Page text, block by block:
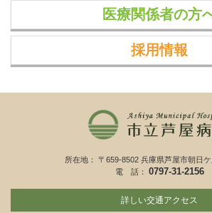
医療関係者の方
採用情報
所在地： 〒659-8502 兵庫県芦屋市朝日ケ
電 話： 0797-31-2156
詳しい交通アクセス